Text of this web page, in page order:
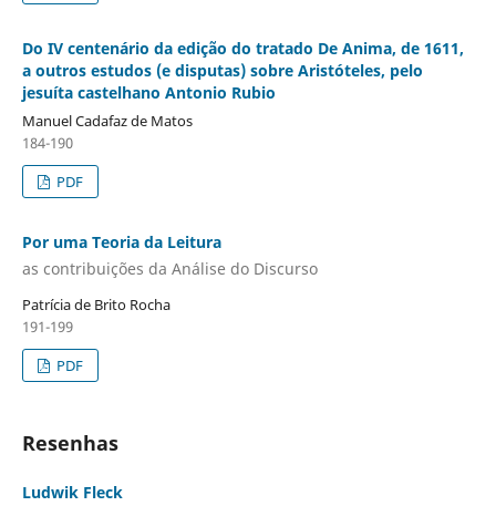
Do IV centenário da edição do tratado De Anima, de 1611,
a outros estudos (e disputas) sobre Aristóteles, pelo
jesuíta castelhano Antonio Rubio
Manuel Cadafaz de Matos
184-190
PDF
Por uma Teoria da Leitura
as contribuições da Análise do Discurso
Patrícia de Brito Rocha
191-199
PDF
Resenhas
Ludwik Fleck